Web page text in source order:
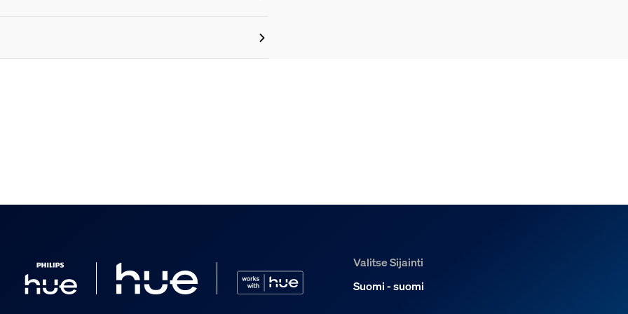
Valitse Sijainti
Suomi - suomi